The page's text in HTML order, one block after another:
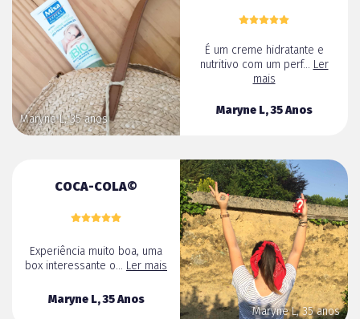
Maryne L, 35 anos
É um creme hidratante e
nutritivo com um perf... Ler
mais
Maryne L, 35 Anos
Maryne L, 35 anos
COCA-COLA©
Experiência muito boa, uma
box interessante o... Ler mais
Maryne L, 35 Anos